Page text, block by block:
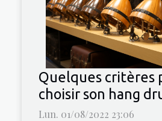
Quelques critères
choisir son hang
Lun. 01/08/2022 23:06